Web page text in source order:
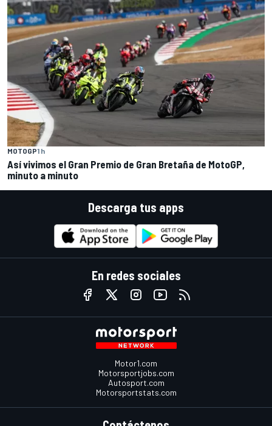
MOTOGP1 h
Así vivimos el Gran Premio de Gran Bretaña de MotoGP,
minuto a minuto
Descarga tus apps
En redes sociales
Motor1.com
Motorsportjobs.com
Autosport.com
Motorsportstats.com